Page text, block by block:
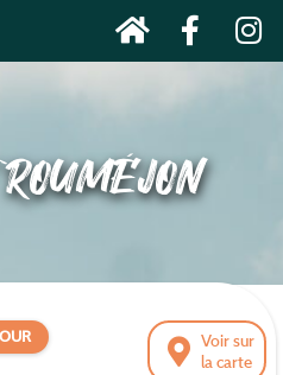
Voir sur
la carte